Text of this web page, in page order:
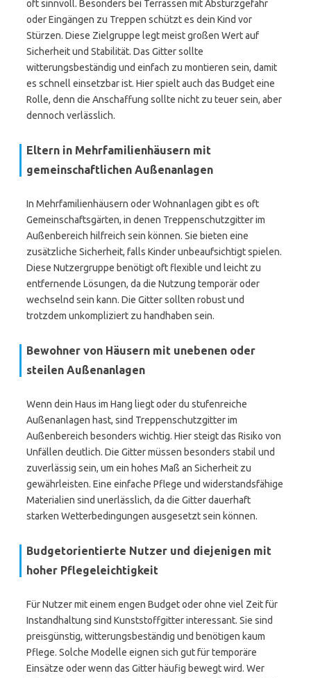
oft sinnvoll. Besonders bei Terrassen mit Absturzgefahr
oder Eingängen zu Treppen schützt es dein Kind vor
Stürzen. Diese Zielgruppe legt meist großen Wert auf
Sicherheit und Stabilität. Das Gitter sollte
witterungsbeständig und einfach zu montieren sein, damit
es schnell einsetzbar ist. Hier spielt auch das Budget eine
Rolle, denn die Anschaffung sollte nicht zu teuer sein, aber
dennoch verlässlich.
Eltern in Mehrfamilienhäusern mit
gemeinschaftlichen Außenanlagen
In Mehrfamilienhäusern oder Wohnanlagen gibt es oft
Gemeinschaftsgärten, in denen Treppenschutzgitter im
Außenbereich hilfreich sein können. Sie bieten eine
zusätzliche Sicherheit, falls Kinder unbeaufsichtigt spielen.
Diese Nutzergruppe benötigt oft flexible und leicht zu
entfernende Lösungen, da die Nutzung temporär oder
wechselnd sein kann. Die Gitter sollten robust und
trotzdem unkompliziert zu handhaben sein.
Bewohner von Häusern mit unebenen oder
steilen Außenanlagen
Wenn dein Haus im Hang liegt oder du stufenreiche
Außenanlagen hast, sind Treppenschutzgitter im
Außenbereich besonders wichtig. Hier steigt das Risiko von
Unfällen deutlich. Die Gitter müssen besonders stabil und
zuverlässig sein, um ein hohes Maß an Sicherheit zu
gewährleisten. Eine einfache Pflege und widerstandsfähige
Materialien sind unerlässlich, da die Gitter dauerhaft
starken Wetterbedingungen ausgesetzt sein können.
Budgetorientierte Nutzer und diejenigen mit
hoher Pflegeleichtigkeit
Für Nutzer mit einem engen Budget oder ohne viel Zeit für
Instandhaltung sind Kunststoffgitter interessant. Sie sind
preisgünstig, witterungsbeständig und benötigen kaum
Pflege. Solche Modelle eignen sich gut für temporäre
Einsätze oder wenn das Gitter häufig bewegt wird. Wer